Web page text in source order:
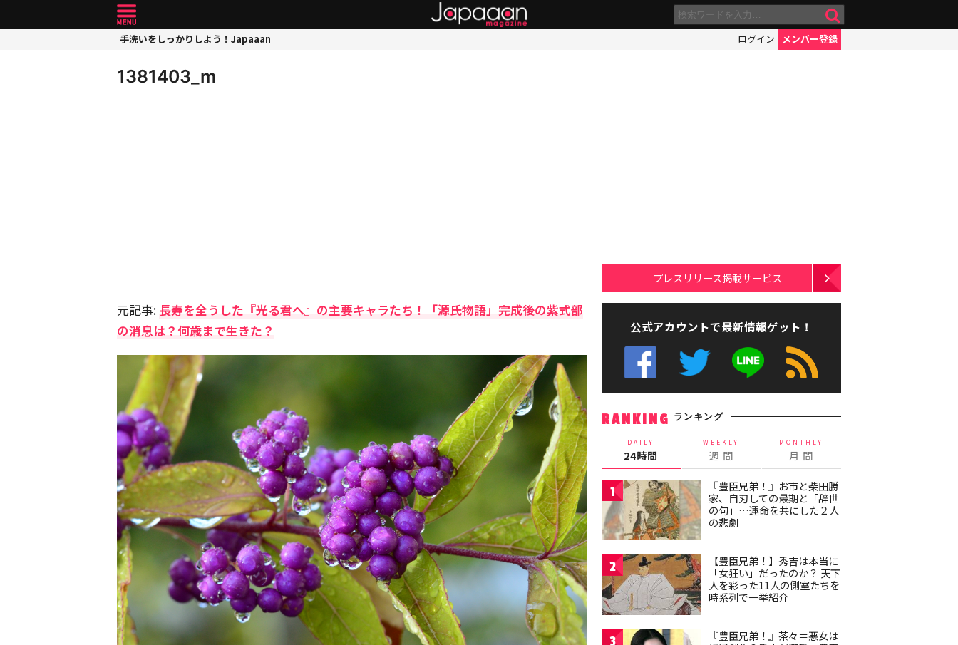
手洗いをしっかりしよう！Japaaan ログイン メンバー登録
1381403_m
元記事: 長寿を全うした『光る君へ』の主要キャラたち！「源氏物語」完成後の紫式部
の消息は？何歳まで生きた？
プレスリリース掲載サービス
公式アカウントで最新情報ゲット！
RANKING ランキング
DAILY
24時間
WEEKLY
週 間
MONTHLY
月 間
1
『豊臣兄弟！』お市と柴田勝
家、自刃しての最期と「辞世
の句」…運命を共にした２人
の悲劇
2
【豊臣兄弟！】秀吉は本当に
「女狂い」だったのか？ 天下
人を彩った11人の側室たちを
時系列で一挙紹介
3
『豊臣兄弟！』茶々＝悪女は